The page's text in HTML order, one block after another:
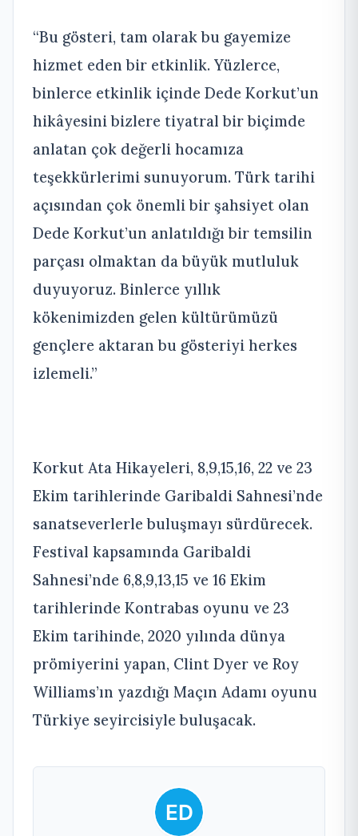
“Bu gösteri, tam olarak bu gayemize
hizmet eden bir etkinlik. Yüzlerce,
binlerce etkinlik içinde Dede Korkut’un
hikâyesini bizlere tiyatral bir biçimde
anlatan çok değerli hocamıza
teşekkürlerimi sunuyorum. Türk tarihi
açısından çok önemli bir şahsiyet olan
Dede Korkut’un anlatıldığı bir temsilin
parçası olmaktan da büyük mutluluk
duyuyoruz. Binlerce yıllık
kökenimizden gelen kültürümüzü
gençlere aktaran bu gösteriyi herkes
izlemeli.”
Korkut Ata Hikayeleri, 8,9,15,16, 22 ve 23
Ekim tarihlerinde Garibaldi Sahnesi’nde
sanatseverlerle buluşmayı sürdürecek.
Festival kapsamında Garibaldi
Sahnesi’nde 6,8,9,13,15 ve 16 Ekim
tarihlerinde Kontrabas oyunu ve 23
Ekim tarihinde, 2020 yılında dünya
prömiyerini yapan, Clint Dyer ve Roy
Williams’ın yazdığı Maçın Adamı oyunu
Türkiye seyircisiyle buluşacak.